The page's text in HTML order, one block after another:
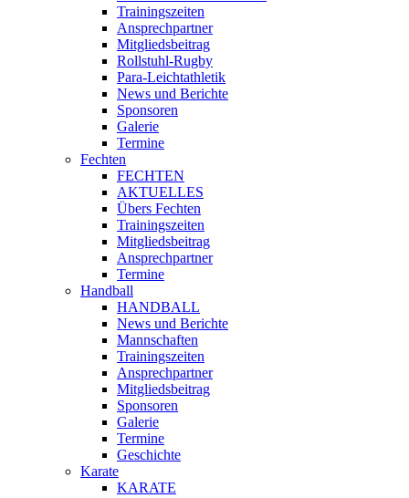
Trainingszeiten
Ansprechpartner
Mitgliedsbeitrag
Rollstuhl-Rugby
Para-Leichtathletik
News und Berichte
Sponsoren
Galerie
Termine
Fechten
FECHTEN
AKTUELLES
Übers Fechten
Trainingszeiten
Mitgliedsbeitrag
Ansprechpartner
Termine
Handball
HANDBALL
News und Berichte
Mannschaften
Trainingszeiten
Ansprechpartner
Mitgliedsbeitrag
Sponsoren
Galerie
Termine
Geschichte
Karate
KARATE